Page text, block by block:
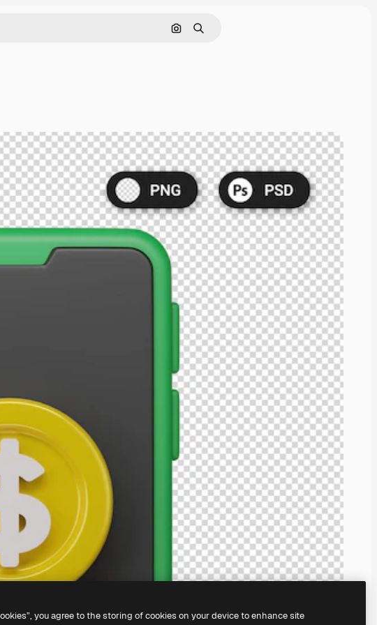
Buscar por imagen
Buscar
you agree to the storing of cookies on your device to enhance site